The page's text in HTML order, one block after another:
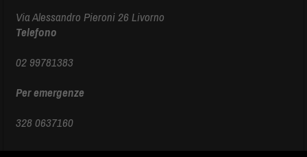
Via Alessandro Pieroni 26 Livorno
Telefono
02 99781383
Per emergenze
328 0637160